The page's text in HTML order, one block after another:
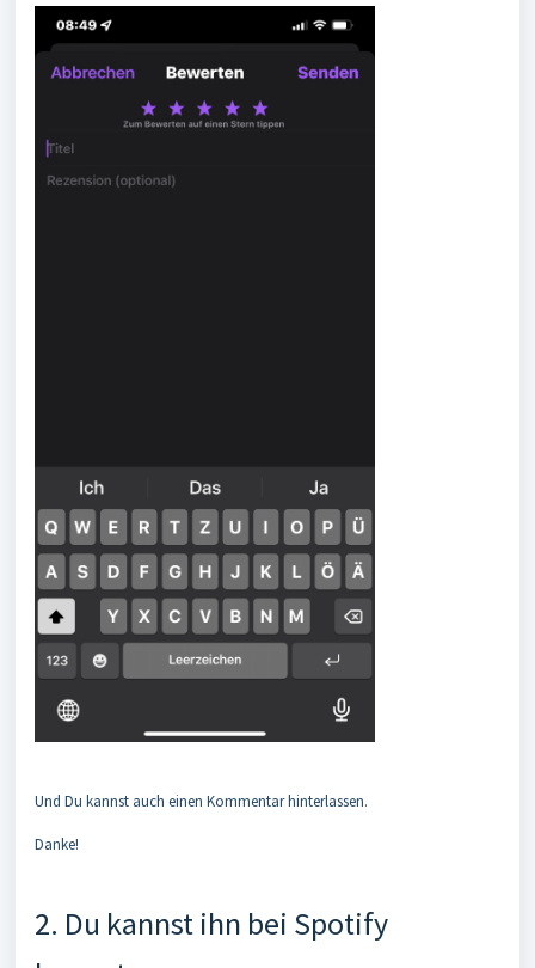
Und Du kannst auch einen Kommentar hinterlassen.
Danke!
2. Du kannst ihn bei Spotify